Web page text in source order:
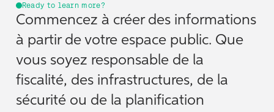
Ready to learn more?
Commencez à créer des informations
à partir de votre espace public. Que
vous soyez responsable de la
fiscalité, des infrastructures, de la
sécurité ou de la planification